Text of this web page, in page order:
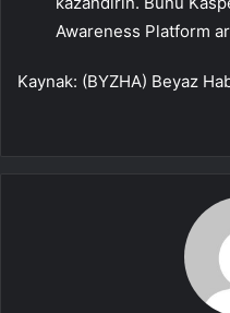
Awareness Platform
Kaynak: (BYZHA) Beyaz